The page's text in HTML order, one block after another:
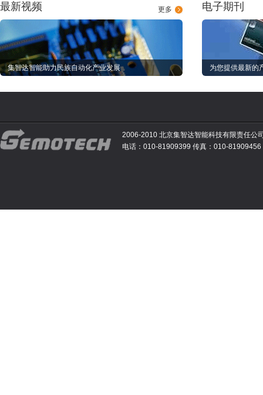
更多
最新视频
集智达智能助力民族自动化产业发展
电子期刊
为您提供最新的
2006-2010 北京集智达智能科技有限责任公
电话：010-81909399 传真：010-